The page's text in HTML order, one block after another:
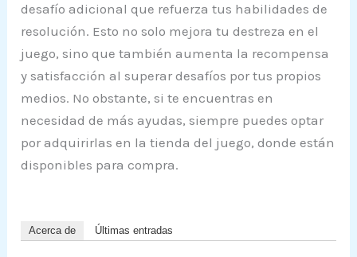
desafío adicional que refuerza tus habilidades de
resolución. Esto no solo mejora tu destreza en el
juego, sino que también aumenta la recompensa
y satisfacción al superar desafíos por tus propios
medios. No obstante, si te encuentras en
necesidad de más ayudas, siempre puedes optar
por adquirirlas en la tienda del juego, donde están
disponibles para compra.
Acerca de Últimas entradas